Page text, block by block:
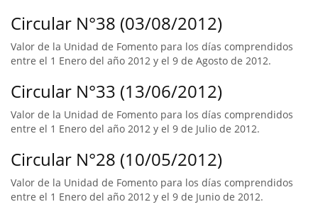
Circular N°38 (03/08/2012)
Valor de la Unidad de Fomento para los días comprendidos
entre el 1 Enero del año 2012 y el 9 de Agosto de 2012.
Circular N°33 (13/06/2012)
Valor de la Unidad de Fomento para los días comprendidos
entre el 1 Enero del año 2012 y el 9 de Julio de 2012.
Circular N°28 (10/05/2012)
Valor de la Unidad de Fomento para los días comprendidos
entre el 1 Enero del año 2012 y el 9 de Junio de 2012.